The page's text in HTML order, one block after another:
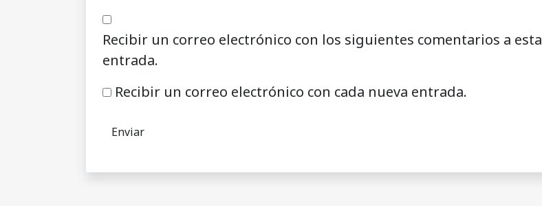
Recibir un correo electrónico con los siguientes comentarios a esta
entrada.
Recibir un correo electrónico con cada nueva entrada.